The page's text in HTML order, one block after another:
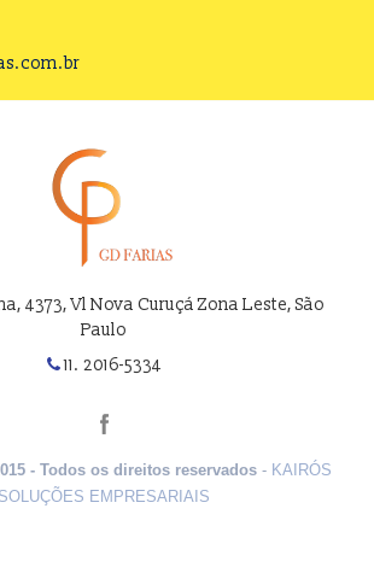
4373, Vl Nova Curuçá Zona Leste, São
Paulo
11. 2016-5334
- Todos os direitos reservados - KAIRÓS
SOLUÇÕES EMPRESARIAIS